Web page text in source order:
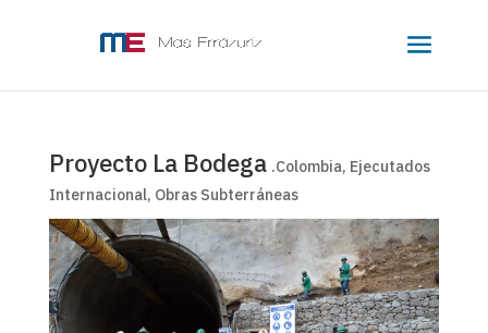
Proyecto La Bodega .Colombia, Ejecutados
Internacional, Obras Subterráneas